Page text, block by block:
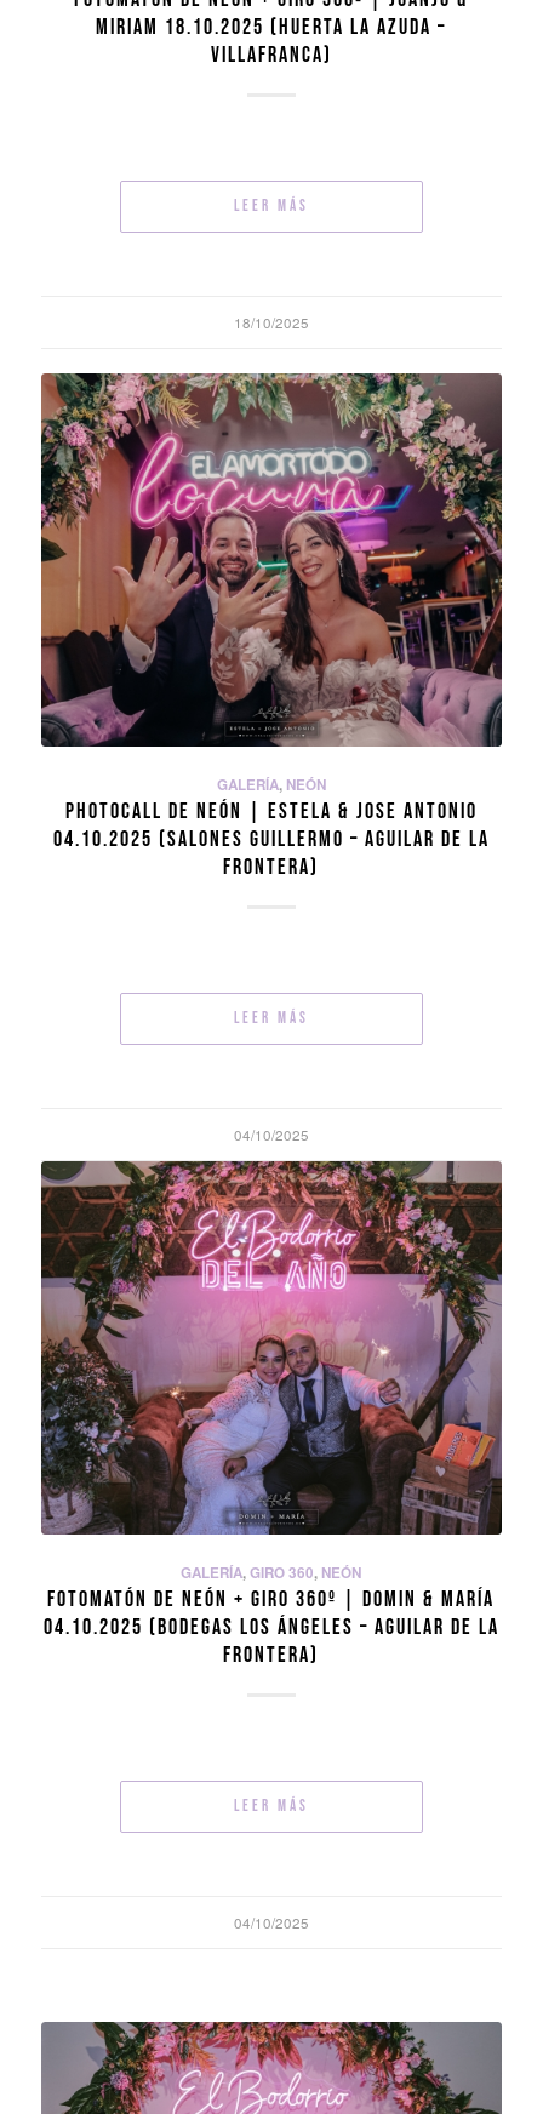
MIRIAM 18.10.2025 (HUERTA LA AZUDA –
VILLAFRANCA)
Leer más
18/10/2025
GALERÍA, NEÓN
PHOTOCALL DE NEÓN | ESTELA & JOSE ANTONIO
04.10.2025 (SALONES GUILLERMO – AGUILAR DE LA
FRONTERA)
Leer más
04/10/2025
GALERÍA,GIRO 360, NEÓN
FOTOMATÓN DE NEÓN + GIRO 360º | DOMIN & MARÍA
04.10.2025 (BODEGAS LOS ÁNGELES – AGUILAR DE LA
FRONTERA)
Leer más
04/10/2025